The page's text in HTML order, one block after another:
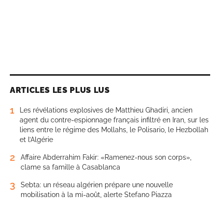
ARTICLES LES PLUS LUS
1
Les révélations explosives de Matthieu Ghadiri, ancien
agent du contre-espionnage français infiltré en Iran, sur les
liens entre le régime des Mollahs, le Polisario, le Hezbollah
et l’Algérie
2
Affaire Abderrahim Fakir: «Ramenez-nous son corps»,
clame sa famille à Casablanca
3
Sebta: un réseau algérien prépare une nouvelle
mobilisation à la mi-août, alerte Stefano Piazza